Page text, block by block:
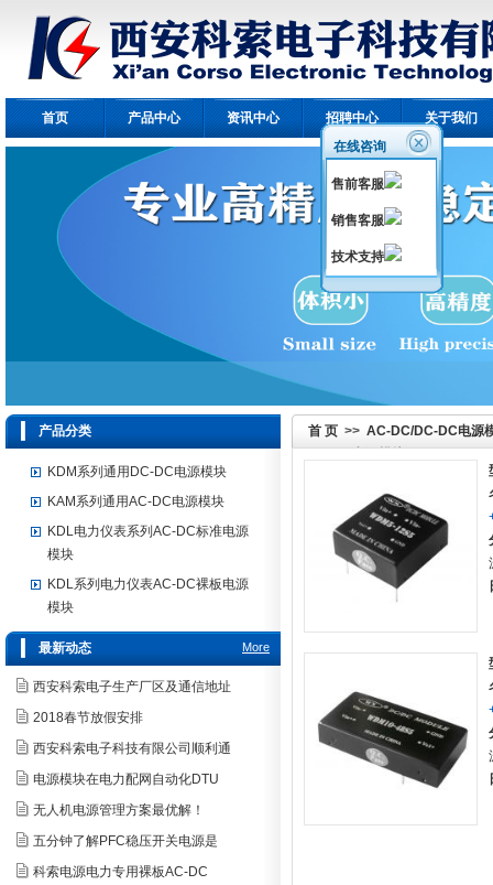
首页 产品中心 资讯中心 招聘中心 关于我们
首 页 >> AC-DC/DC-DC电源
产品分类
KDM系列通用DC-DC电源模块
KAM系列通用AC-DC电源模块
KDL电力仪表系列AC-DC标准电源
模块
KDL系列电力仪表AC-DC裸板电源
模块
More
最新动态
西安科索电子生产厂区及通信地址
2018春节放假安排
西安科索电子科技有限公司顺利通
电源模块在电力配网自动化DTU
无人机电源管理方案最优解！
五分钟了解PFC稳压开关电源是
科索电源电力专用裸板AC-DC
在线咨询
售前客服
销售客服
技术支持